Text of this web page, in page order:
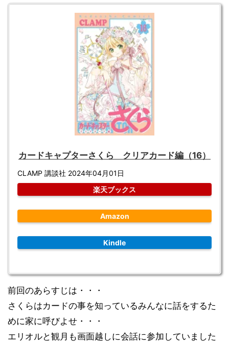
カードキャプターさくら クリアカード編（16）
CLAMP 講談社 2024年04月01日
楽天ブックス
Amazon
Kindle
前回のあらすじは・・・
さくらはカードの事を知っているみんなに話をするた
めに家に呼びよせ・・・
エリオルと観月も画面越しに会話に参加していました